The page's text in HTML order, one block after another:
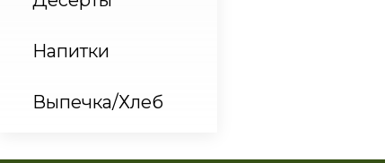
Напитки
Выпечка/Хлеб